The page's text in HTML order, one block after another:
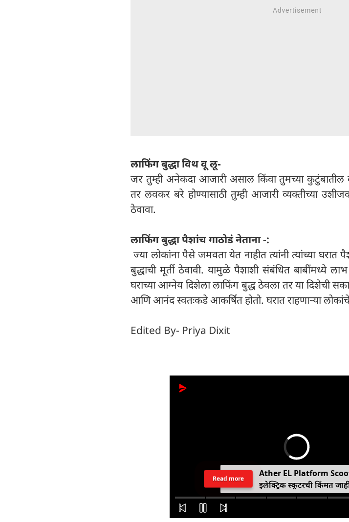
लाफिंग बुद्धा विथ वू लू-
जर तुम्ही अनेकदा आजारी असाल किंवा तुमच्या
तर लवकर बरे होण्यासाठी तुम्ही आजारी व्यक्तीच्या
ठेवावा.
लाफिंग बुद्धा पैशांच गाठोडं नेताना -:
ज्या लोकांना पैसे जमवता येत नाहीत त्यांनी त्यांच्या घरात
बुद्धाची मूर्ती ठेवावी. यामुळे पैशाशी संबंधित बाबींमध्ये
घराच्या आग्नेय दिशेला लाफिंग बुद्ध ठेवला तर या दिशेची
आणि आनंद स्वतःकडे आकर्षित होतो. घरात राहणाऱ्या लोकांचे
Edited By- Priya Dixit
Ather EL Platform Scooter :
इलेक्ट्रिक स्कूटरची किंमत
Read more